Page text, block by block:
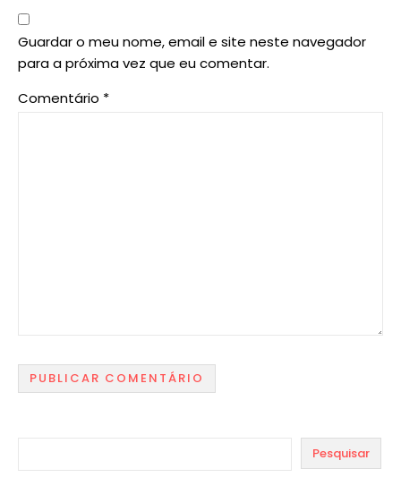
Guardar o meu nome, email e site neste navegador
para a próxima vez que eu comentar.
Comentário *
Pesquisar